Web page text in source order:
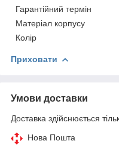
Гарантійний термін
Матеріал корпусу
Колір
Приховати
Умови доставки
Доставка здійснюється
Нова Пошта